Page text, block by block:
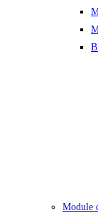
Module